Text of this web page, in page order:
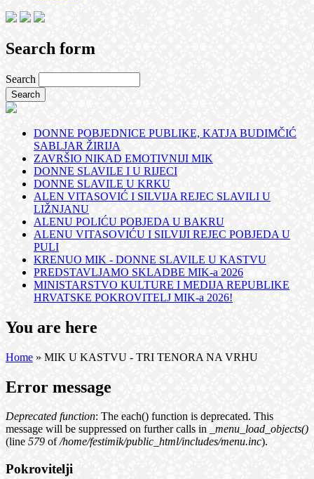
Search form
Search
DONNE POBJEDNICE PUBLIKE, KATJA BUDIMČIĆ
SABLJAR ŽIRIJA
ZAVRŠIO NIKAD EMOTIVNIJI MIK
DONNE SLAVILE I U RIJECI
DONNE SLAVILE U KRKU
ALEN VITASOVIĆ I SILVIJA REJEC SLAVILI U
LIŽNJANU
ALENU POLIĆU POBJEDA U BAKRU
ALENU VITASOVIĆU I SILVIJI REJEC POBJEDA U
PULI
KRENUO MIK - DONNE SLAVILE U KASTVU
PREDSTAVLJAMO SKLADBE MIK-a 2026
MINISTARSTVO KULTURE I MEDIJA REPUBLIKE
HRVATSKE POKROVITELJ MIK-a 2026!
You are here
Home » MIK U KASTVU - TRI TENORA NA VRHU
Error message
Deprecated function: The each() function is deprecated. This
message will be suppressed on further calls in
_menu_load_objects()
(line 579 of/home/festimik/public_html/includes/menu.inc).
Pokrovitelji